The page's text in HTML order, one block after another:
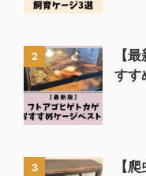
2
【
すす
3
【